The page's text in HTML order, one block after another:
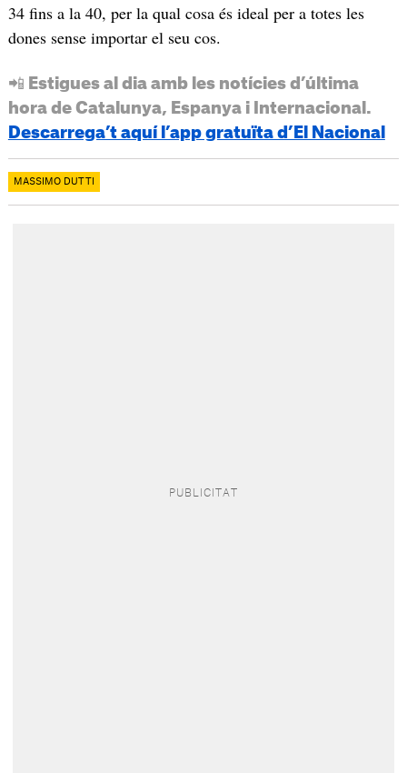
34 fins a la 40, per la qual cosa és ideal per a totes les
dones sense importar el seu cos.
📲 Estigues al dia amb les notícies d’última
hora de Catalunya, Espanya i Internacional.
Descarrega’t aquí l’app gratuïta d’El Nacional
MASSIMO DUTTI